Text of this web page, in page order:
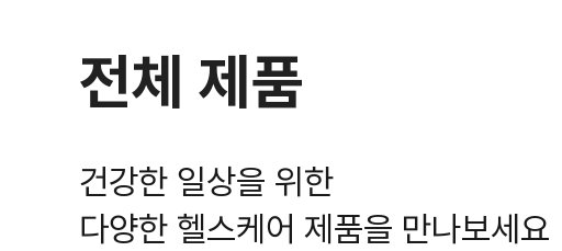
전체 제품
건강한 일상을 위한
다양한 헬스케어 제품을 만나보세요